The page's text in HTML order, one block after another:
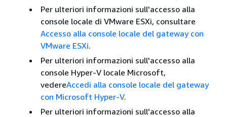
Per ulteriori informazioni sull'accesso alla
console locale di VMware ESXi, consultare
Accesso alla console locale del gateway con
VMware ESXi.
Per ulteriori informazioni sull'accesso alla
console Hyper-V locale Microsoft,
vedereAccedi alla console locale del gateway
con Microsoft Hyper-V.
Per ulteriori informazioni sull'accesso alla